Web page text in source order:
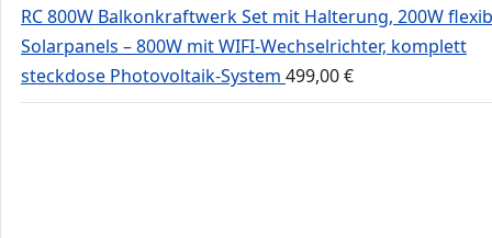
RC 800W Balkonkraftwerk Set mit Halterung, 200W
Solarpanels – 800W mit WIFI-Wechselrichter, komplett
steckdose Photovoltaik-System 499,00€